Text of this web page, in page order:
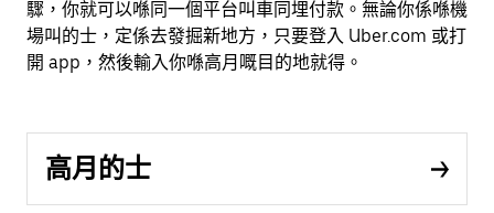
驟，你就可以喺同一個平台叫車同埋付款。無論你係喺機
場叫的士，定係去發掘新地方，只要登入 Uber.com 或打
開 app，然後輸入你喺高月嘅目的地就得。
高月的士